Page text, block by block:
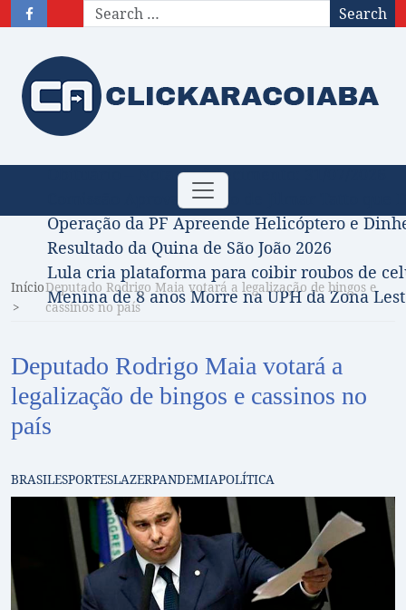
Search
Toggle
navigation
Obituário – Nota de falecimento: 31/07/2026
Comissão Aprova Projeto de Jilmar Tatto
Operação da PF Apreende Helicóptero e
Resultado da Quina de São João 2026
Lula cria plataforma para coibir roubos de
Menina de 8 anos Morre na UPH da Zona
InícioDeputado Rodrigo Maia votará a legalização de bingos e
cassinos no país
Deputado Rodrigo Maia votará a
legalização de bingos e cassinos no
país
BRASILESPORTESLAZERPANDEMIAPOLÍTICA